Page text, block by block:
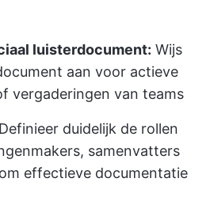
luisterdocument: Wijs
aan voor actieve
vergaderingen van teams
Definieer duidelijk de rollen
samenvatters
effectieve documentatie